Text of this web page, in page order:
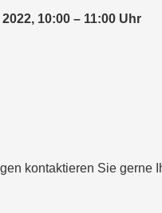
10:00 – 11:00 Uhr
kontaktieren Sie